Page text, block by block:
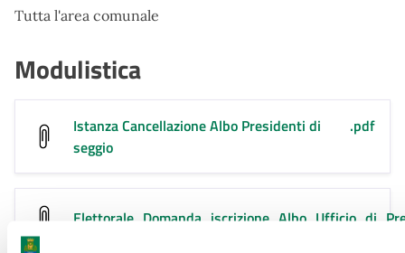
Tutta l'area comunale
Modulistica
Istanza Cancellazione Albo Presidenti di
seggio
.pdf